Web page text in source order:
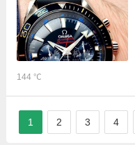
144 ℃
1 2 3 4